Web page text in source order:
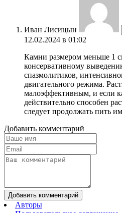
Иван Лисицын
12.02.2024 в 01:02
Камни размером меньше 1
консервативному
спазмолитиков,
двигательного режима.
малоэффективным, и если
действительно способен
следует продолжать пить
Добавить комментарий
Добавить комментарий
Авторы